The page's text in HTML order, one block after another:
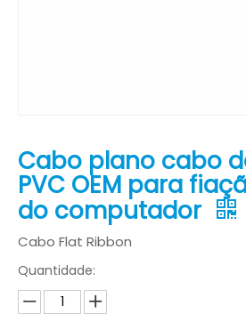
Cabo plano cabo
PVC OEM para
do computador
Cabo Flat Ribbon
Quantidade: